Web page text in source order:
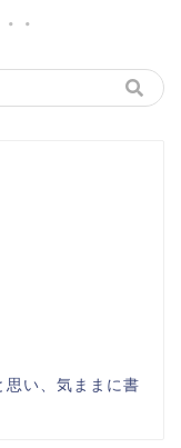
思い、気ままに書